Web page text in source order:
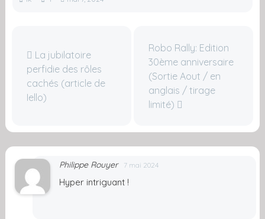
La jubilatoire
perfidie des rôles
cachés (article de
Iello)
Robo Rally: Edition
30ème anniversaire
(Sortie Aout / en
anglais / tirage
limité)
Philippe Rouyer 7 mai 2024
Hyper intriguant !